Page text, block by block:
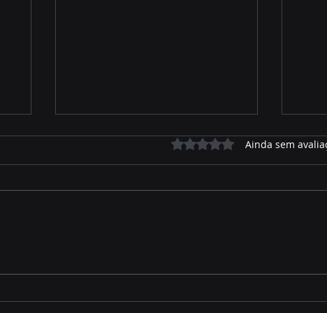
produtividade, mas geada
Avaliado com 0 de 5 estrelas.
Ainda sem